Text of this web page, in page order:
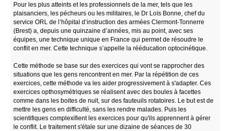
Pour les plus atteints et les professionnels de la mer, tels que les
plaisanciers, les pécheurs ou les militaires, le Dr Loïs Bonne, chef du
service ORL de l’hôpital d’instruction des armées Clermont-Tonnerre
(Brest) a, depuis une quinzaine d’années, mis au point, avec ses
équipes, une technique unique en France qui permet de résoudre le
conflit en mer. Cette technique s’appelle la rééducation optocinétique.
Cette méthode se base sur des exercices qui vont se rapprocher des
situations que les gens rencontrent en mer. Par la répétition de ces
exercices, cette méthode va les aider progressivement à s'adapter. Ces
exercices opthosymétriques se réalisent avec des boules à facettes
comme dans les boites de nuit, sur des fauteuils rotatoires. Le but est de
mettre les gens en difficulté, sans les rendre malades. Puis les
scientifiques complexifient les exercices pour qu'ils apprennent à gérer
le conflit. Le traitement s'étale sur une dizaine de séances de 30